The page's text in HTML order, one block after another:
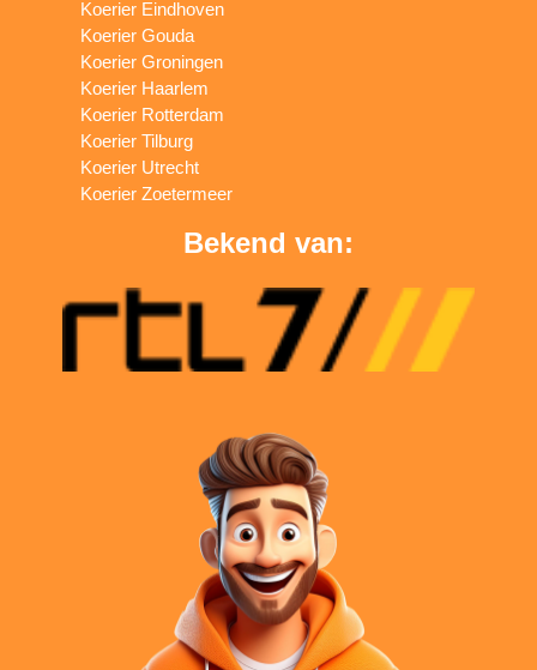
Koerier Eindhoven
Koerier Gouda
Koerier Groningen
Koerier Haarlem
Koerier Rotterdam
Koerier Tilburg
Koerier Utrecht
Koerier Zoetermeer
Bekend van: